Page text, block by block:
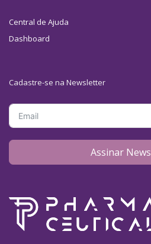
Central de Ajuda
Dashboard
Cadastre-se na Newsletter
Assinar